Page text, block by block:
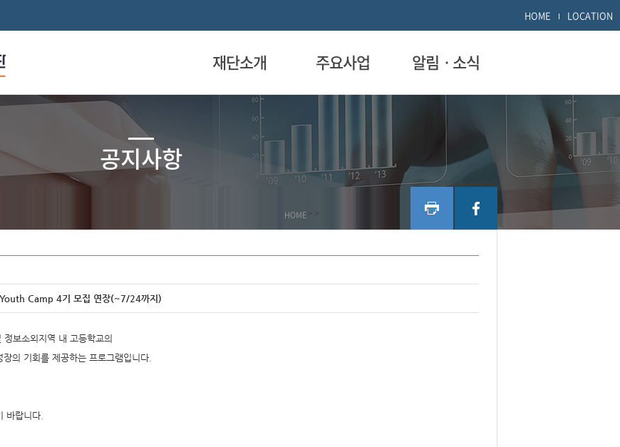
HOME LOCATION
재단소개 주요사업 알림ㆍ소식
공지사항
HOME > >
Camp 4기 모집 연장(~7/24까지)
보소외지역 내 고등학교의
의 기회를 제공하는 프로그램입니다.
바랍니다.